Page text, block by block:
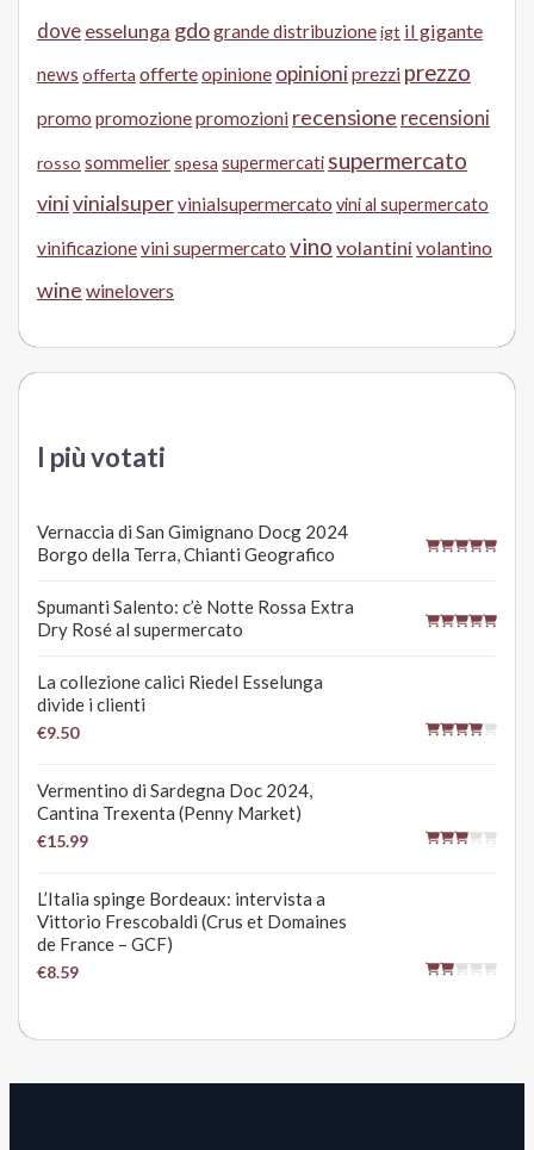
dove esselunga gdogrande distribuzioneigt il gigante
news offerta offerteopinione opinioniprezzi prezzo
promo promozionepromozioni recensione recensioni
rosso sommelier spesa supermercati supermercato
vinivinialsupervinialsupermercato vini al supermercato
vinificazionevini supermercato vino volantini volantino
wine winelovers
I più votati
Vernaccia di San Gimignano Docg 2024
Borgo della Terra, Chianti Geografico
Spumanti Salento: c’è Notte Rossa Extra
Dry Rosé al supermercato
La collezione calici Riedel Esselunga
divide i clienti
€9.50
Vermentino di Sardegna Doc 2024,
Cantina Trexenta (Penny Market)
€15.99
L’Italia spinge Bordeaux: intervista a
Vittorio Frescobaldi (Crus et Domaines
de France – GCF)
€8.59